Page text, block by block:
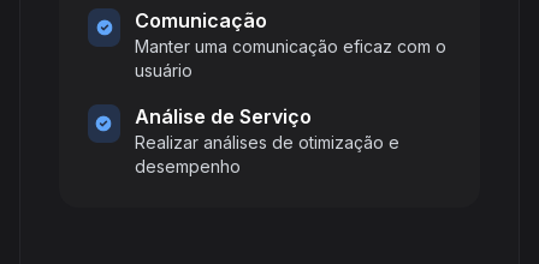
Comunicação
Manter uma comunicação eficaz com o
usuário
Análise de Serviço
Realizar análises de otimização e
desempenho